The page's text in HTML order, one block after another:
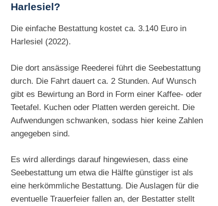
Harlesiel?
Die einfache Bestattung kostet ca. 3.140 Euro in
Harlesiel (2022).
Die dort ansässige Reederei führt die Seebestattung
durch. Die Fahrt dauert ca. 2 Stunden. Auf Wunsch
gibt es Bewirtung an Bord in Form einer Kaffee- oder
Teetafel. Kuchen oder Platten werden gereicht. Die
Aufwendungen schwanken, sodass hier keine Zahlen
angegeben sind.
Es wird allerdings darauf hingewiesen, dass eine
Seebestattung um etwa die Hälfte günstiger ist als
eine herkömmliche Bestattung. Die Auslagen für die
eventuelle Trauerfeier fallen an, der Bestatter stellt